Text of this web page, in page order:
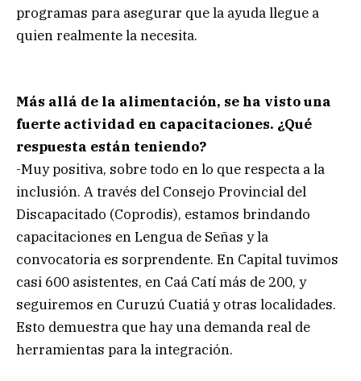
programas para asegurar que la ayuda llegue a
quien realmente la necesita.
Más allá de la alimentación, se ha visto una
fuerte actividad en capacitaciones. ¿Qué
respuesta están teniendo?
-Muy positiva, sobre todo en lo que respecta a la
inclusión. A través del Consejo Provincial del
Discapacitado (Coprodis), estamos brindando
capacitaciones en Lengua de Señas y la
convocatoria es sorprendente. En Capital tuvimos
casi 600 asistentes, en Caá Catí más de 200, y
seguiremos en Curuzú Cuatiá y otras localidades.
Esto demuestra que hay una demanda real de
herramientas para la integración.